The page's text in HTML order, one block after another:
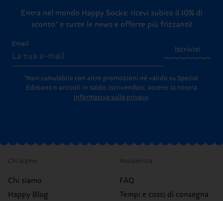
Entra nel mondo Happy Socks: ricevi subito il 10% di
sconto* e tutte le news e offerte più frizzanti!
Email
Iscriviti
*Non cumulabile con altre promozioni né valido su Special
Editions o articoli in saldo.
Iscrivendoti, accetti la nostra
Informativa sulla privacy.
Chi siamo
Chi siamo
Happy Blog
Assistenza
FAQ
Tempi e costi di consegna